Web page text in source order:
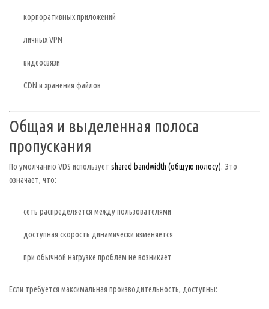
корпоративных приложений
личных VPN
видеосвязи
CDN и хранения файлов
Общая и выделенная полоса
пропускания
По умолчанию VDS использует shared bandwidth (общую полосу). Это
означает, что:
сеть распределяется между пользователями
доступная скорость динамически изменяется
при обычной нагрузке проблем не возникает
Если требуется максимальная производительность, доступны: